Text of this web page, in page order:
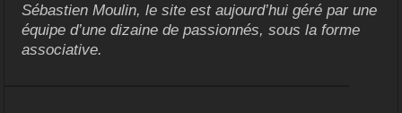
Sébastien Moulin, le site est aujourd’hui géré par une
équipe d’une dizaine de passionnés, sous la forme
associative.